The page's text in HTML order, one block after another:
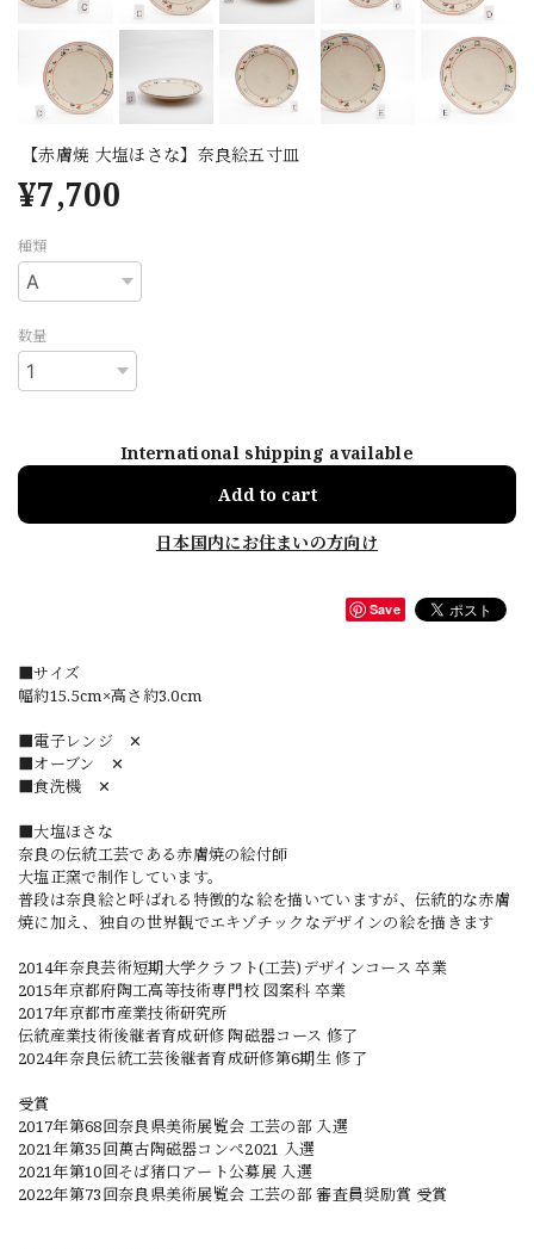
【赤膚焼 大塩ほさな】奈良絵五寸皿
¥7,700
種類
数量
International shipping available
Add to cart
日本国内にお住まいの方向け
Save
■サイズ
幅約15.5cm×高さ約3.0cm
■電子レンジ ✕
■オーブン ✕
■食洗機 ✕
■大塩ほさな
奈良の伝統工芸である赤膚焼の絵付師
大塩正窯で制作しています。
普段は奈良絵と呼ばれる特徴的な絵を描いていますが、伝統的な赤膚
焼に加え、独自の世界観でエキゾチックなデザインの絵を描きます
2014年奈良芸術短期大学クラフト(工芸)デザインコース 卒業
2015年京都府陶工高等技術専門校 図案科 卒業
2017年京都市産業技術研究所
伝統産業技術後継者育成研修 陶磁器コース 修了
2024年奈良伝統工芸後継者育成研修第6期生 修了
受賞
2017年第68回奈良県美術展覧会 工芸の部 入選
2021年第35回萬古陶磁器コンペ2021 入選
2021年第10回そば猪口アート公募展 入選
2022年第73回奈良県美術展覧会 工芸の部 審査員奨励賞 受賞